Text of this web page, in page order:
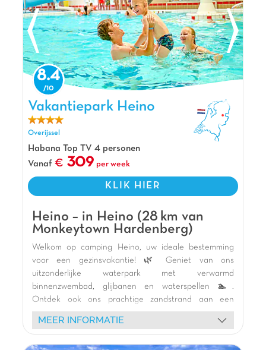
animatie 🎭 en een gezellig restaurant 🍽️ maken het
aanbod compleet. Verken de charmante steden
Zwolle en Emmen (WILDLANDS Adventure Zoo 🦒) in
de buurt.
De mening van Jasmijn
Stoetenslagh is een mooi opgezet park dat
heel veel waterpret biedt. Het thema
strandvakantie zie je overal op het park
terugkomen. Bij het indoor strand Happy Fun
Beach vind je gezellige horeca,
beachvolleybalvelden, een luchtkussen en een
groot podium voor diverse animatie!
15 min van Ommen
Overdekt strand
Vakantiepark Heino, Vakantiepark Overijssel
8.4
Vakantiepark Heino
Overijssel
Habana Top TV 4 personen
Vanaf
309 per week
KLIK HIER
Heino – in Heino (28 km van
Monkeytown Hardenberg)
Welkom op camping Heino, uw ideale bestemming
voor een gezinsvakantie! 🌿 Geniet van ons
uitzonderlijke waterpark met verwarmd
binnenzwembad, glijbanen en waterspellen 🏊.
Ontdek ook ons prachtige zandstrand aan een
natuurlijke zwemvijver, perfect om af te koelen en
plezier te hebben 🏖️. Kinderen zullen dol zijn op onze
MEER INFORMATIE